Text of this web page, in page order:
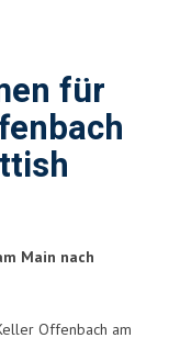
für
Main nach
Offenbach am